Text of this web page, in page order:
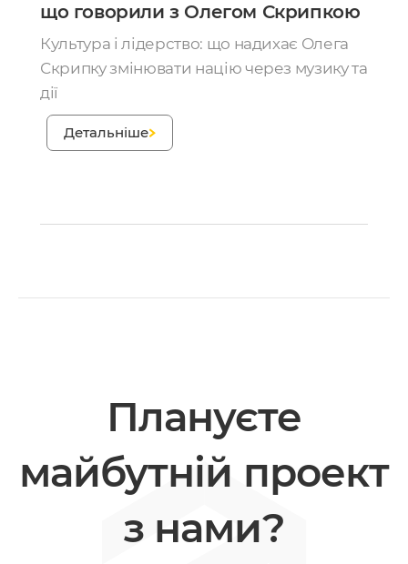
що говорили з Олегом Скрипкою
Культура і лідерство: що надихає Олега
Скрипку змінювати націю через музику та
дії
Детальніше
Плануєте
майбутній проект
з нами?